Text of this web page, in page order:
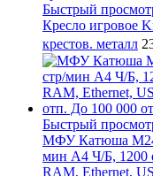
Быстрый
Кресло игровое
крестов. металл
Быстрый
МФУ Катюша
мин А4 Ч/Б, 1200
RAM, Ethernet,